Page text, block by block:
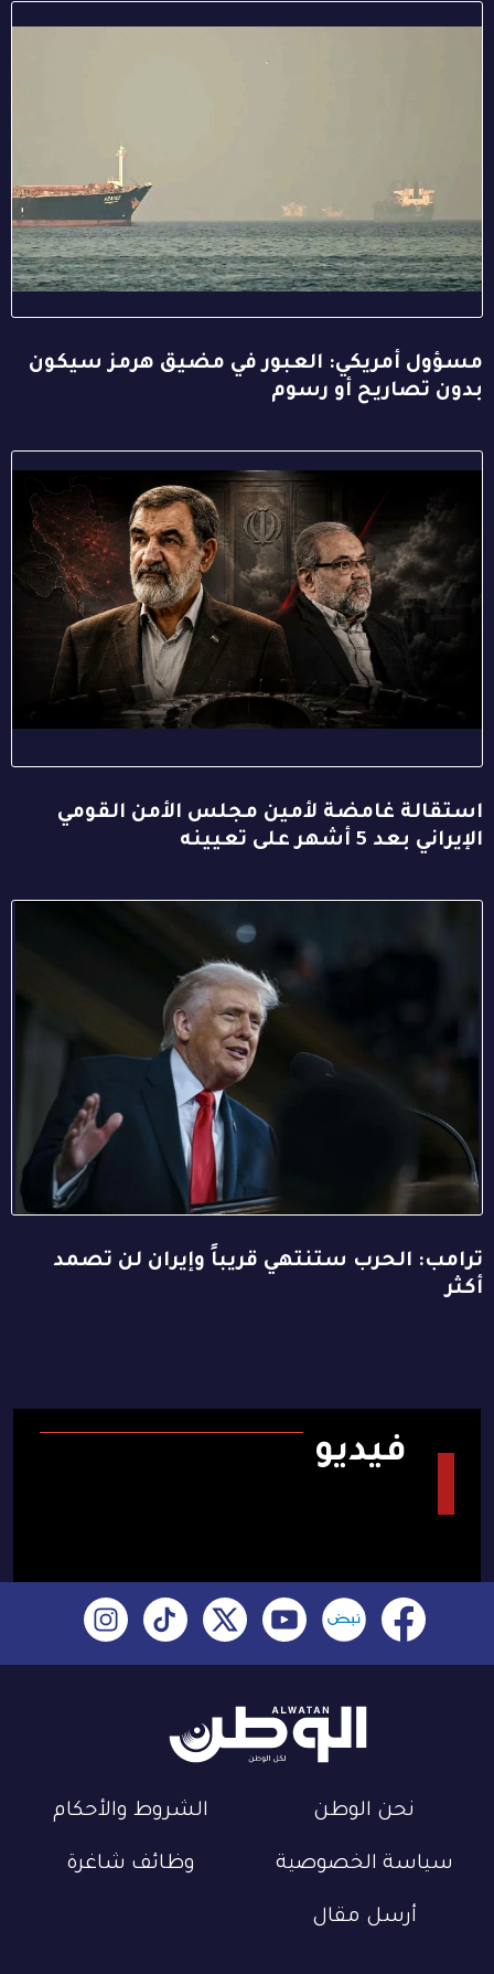
مسؤول أمريكي: العبور في مضيق هرمز سيكون
بدون تصاريح أو رسوم
استقالة غامضة لأمين مجلس الأمن القومي
الإيراني بعد 5 أشهر على تعيينه
ترامب: الحرب ستنتهي قريباً وإيران لن تصمد
أكثر
فيديو
نحن الوطن الشروط والأحكام
سياسة الخصوصية وظائف شاغرة
أرسل مقال